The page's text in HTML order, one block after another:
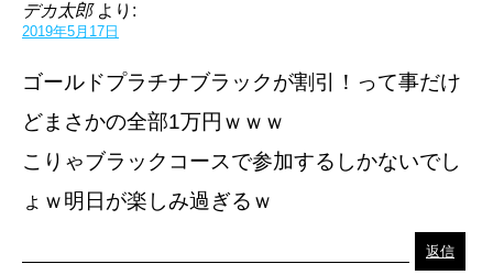
デカ太郎 より:
2019年5月17日
ゴールドプラチナブラックが割引！って事だけ
どまさかの全部1万円ｗｗｗ
こりゃブラックコースで参加するしかないでし
ょｗ明日が楽しみ過ぎるｗ
返信